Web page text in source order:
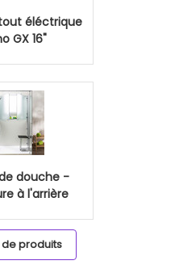
éléctrique
GX 16"
douche -
à l'arrière
de produits